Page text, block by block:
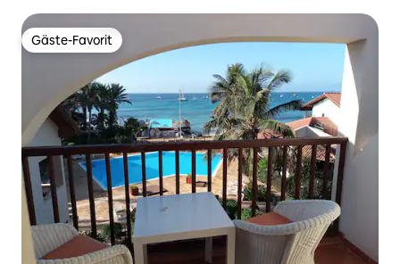
Gäste-Favorit
Gäste-Favorit